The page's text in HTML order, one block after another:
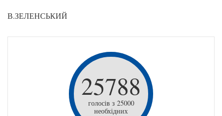
В.ЗЕЛЕНСЬКИЙ
25788
голосів з 25000
необхідних